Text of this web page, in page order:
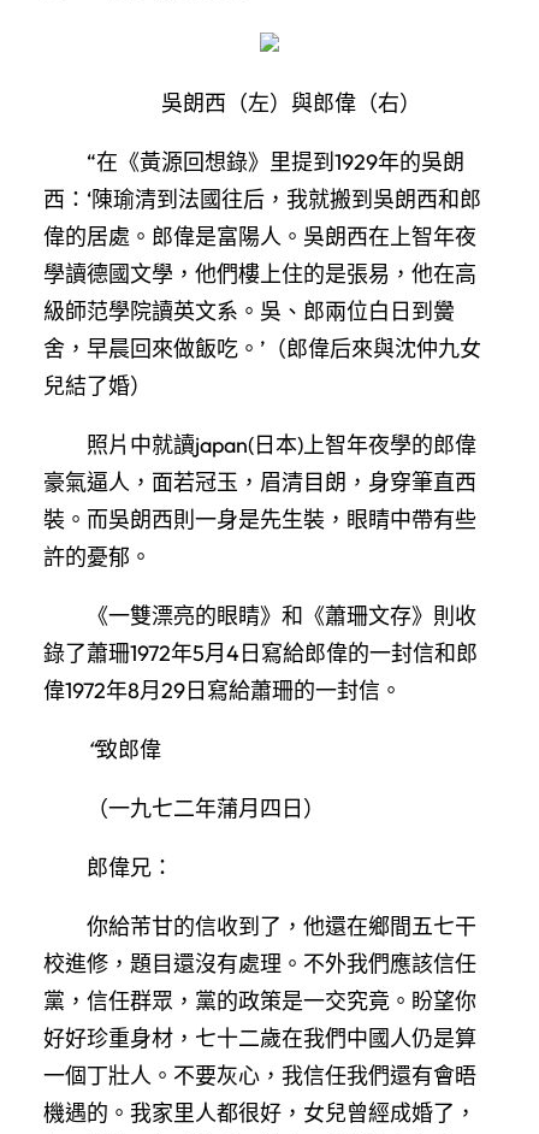
吳朗西（左）與郎偉（右）
“在《黃源回想錄》里提到1929年的吳朗
西：‘陳瑜清到法國往后，我就搬到吳朗西和郎
偉的居處。郎偉是富陽人。吳朗西在上智年夜
學讀德國文學，他們樓上住的是張易，他在高
級師范學院讀英文系。吳、郎兩位白日到黌
舍，早晨回來做飯吃。’（郎偉后來與沈仲九女
兒結了婚）
照片中就讀japan(日本)上智年夜學的郎偉
豪氣逼人，面若冠玉，眉清目朗，身穿筆直西
裝。而吳朗西則一身是先生裝，眼睛中帶有些
許的憂郁。
《一雙漂亮的眼睛》和《蕭珊文存》則收
錄了蕭珊1972年5月4日寫給郎偉的一封信和郎
偉1972年8月29日寫給蕭珊的一封信。
“致郎偉
（一九七二年蒲月四日）
郎偉兄：
你給芾甘的信收到了，他還在鄉間五七干
校進修，題目還沒有處理。不外我們應該信任
黨，信任群眾，黨的政策是一交究竟。盼望你
好好珍重身材，七十二歲在我們中國人仍是算
一個丁壯人。不要灰心，我信任我們還有會晤
機遇的。我家里人都很好，女兒曾經成婚了，